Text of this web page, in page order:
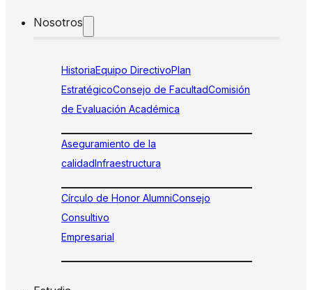
Nosotros
HistoriaEquipo DirectivoPlan
EstratégicoConsejo de FacultadComisión
de Evaluación Académica
Aseguramiento de la
calidadInfraestructura
Círculo de Honor AlumniConsejo
Consultivo
Empresarial